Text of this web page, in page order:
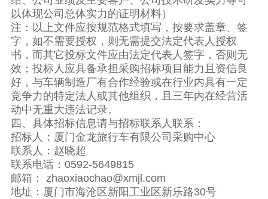
以体现公司总体实力的证明材料）
注：以上文件应按规范格式填写，按要求盖章、签
字，如不需要授权，则无需提交法定代表人授权
书，而其它投标文件应由法定代表人签字，否则无
效；投标人应具备承担采购招标项目能力且资信良
好，与车辆制造厂有合作经验或在行业内具有一定
竞争力的特定法人或其他组织，且三年内在经营活
动中无重大违法记录。
四、具体招标信息请与招标联系人联系：
招标人：厦门金龙旅行车有限公司采购中心
联系人：赵晓超
联系电话：0592-5649815
邮箱： zhaoxiaochao@xmjl.com
地址：厦门市海沧区新阳工业区新乐路30号